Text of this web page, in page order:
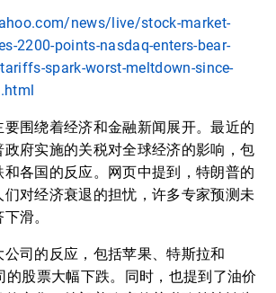
news/live/stock-market-
2200-points-nasdaq-enters-bear-
spark-worst-meltdown-since-
围绕着经济和金融新闻展开。最近的
政府实施的关税对全球经济的影响，包
各国的反应。网页中提到，特朗普的
对经济衰退的担忧，许多专家预测未
滑。
司的反应，包括苹果、特斯拉和
的股票大幅下跌。同时，也提到了油价